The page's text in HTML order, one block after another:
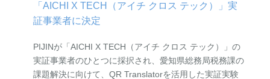
「AICHI X TECH（アイチ クロス テック）」実
証事業者に決定
PIJINが「AICHI X TECH（アイチ クロス テック）」の
実証事業者のひとつに採択され、愛知県総務局税務課の
課題解決に向けて、QR Translatorを活用した実証実験